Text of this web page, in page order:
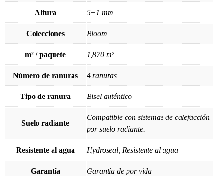
Altura 5+1 mm
Colecciones Bloom
m² / paquete 1,870 m²
Número de ranuras 4 ranuras
Tipo de ranura Bisel auténtico
Suelo radiante
Compatible con sistemas de calefacción
por suelo radiante.
Resistente al agua Hydroseal, Resistente al agua
Garantía Garantía de por vida